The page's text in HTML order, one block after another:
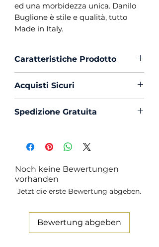
ed una morbidezza unica. Danilo
Buglione è stile e qualità, tutto
Made in Italy.
Caratteristiche Prodotto
Collo : Coreano
Polso :Tondo
Composizione :65% Lino 35%
Produzione :
100% Made in
Trattamento :Lavaggio
Acquisti Sicuri
sicurezza con PayPal o Carta di
Spedizione Gratuita
Gratuita
Noch keine Bewertungen
vorhanden
Jetzt die erste Bewertung abgeben.
Bewertung abgeben